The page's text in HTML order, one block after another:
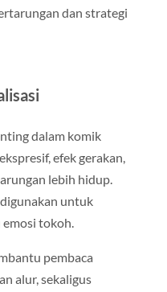
dan strategi
dalam komik
efek gerakan,
lebih hidup.
untuk
emosi tokoh.
pembaca
alur, sekaligus